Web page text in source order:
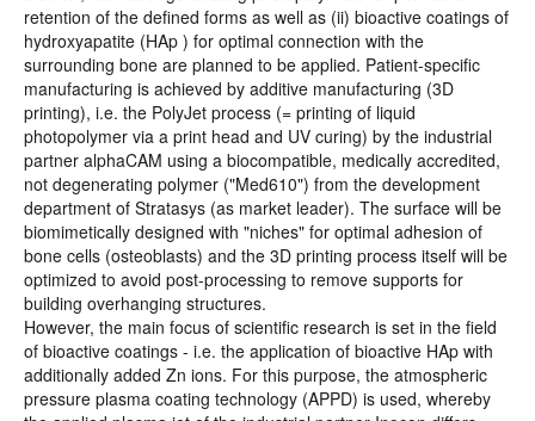
retention of the defined forms as well as (ii) bioactive coatings of
hydroxyapatite (HAp ) for optimal connection with the
surrounding bone are planned to be applied. Patient-specific
manufacturing is achieved by additive manufacturing (3D
printing), i.e. the PolyJet process (= printing of liquid
photopolymer via a print head and UV curing) by the industrial
partner alphaCAM using a biocompatible, medically accredited,
not degenerating polymer ("Med610") from the development
department of Stratasys (as market leader). The surface will be
biomimetically designed with "niches" for optimal adhesion of
bone cells (osteoblasts) and the 3D printing process itself will be
optimized to avoid post-processing to remove supports for
building overhanging structures.
However, the main focus of scientific research is set in the field
of bioactive coatings - i.e. the application of bioactive HAp with
additionally added Zn ions. For this purpose, the atmospheric
pressure plasma coating technology (APPD) is used, whereby